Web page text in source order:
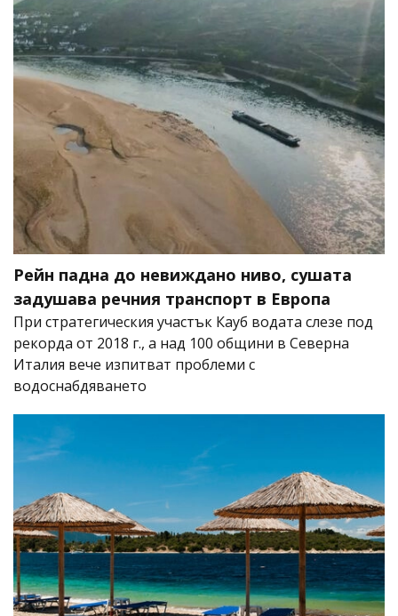
Рейн падна до невиждано ниво, сушата
задушава речния транспорт в Европа
При стратегическия участък Кауб водата слезе под
рекорда от 2018 г., а над 100 общини в Северна
Италия вече изпитват проблеми с
водоснабдяването